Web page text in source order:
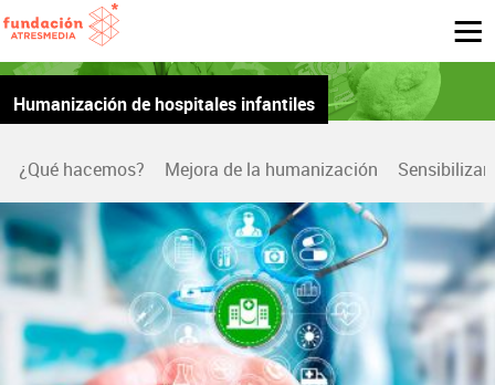
Humanización de hospitales infantiles
¿Qué hacemos? Mejora de la humanización Sensibilizar